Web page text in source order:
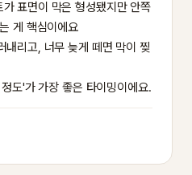
표면이 막은 형성됐지만 안쪽
게 핵심이에요
내리고, 너무 늦게 떼면 막이 찢
도'가 가장 좋은 타이밍이에요.